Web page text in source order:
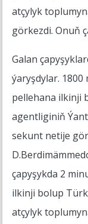
atçylyk
görkezdi. Onuň
Galan
ýaryşdylar.
pellehana ilkinji
agentliginiň
sekunt netije
çapyşykda 2
ilkinji bolup
atçylyk